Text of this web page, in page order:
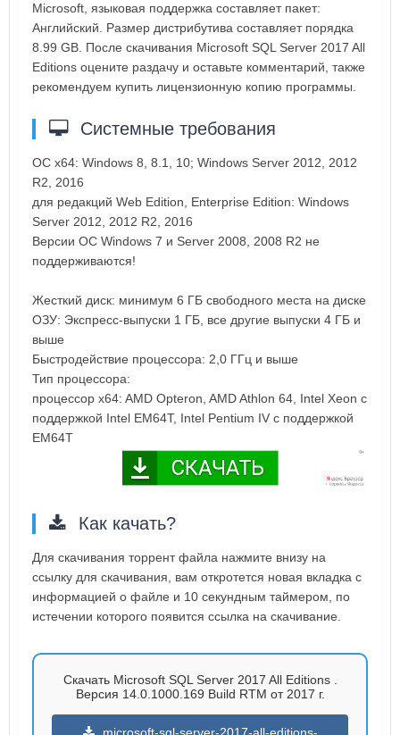
Microsoft, языковая поддержка составляет пакет:
Английский. Размер дистрибутива составляет порядка
8.99 GB. После скачивания Microsoft SQL Server 2017 All
Editions оцените раздачу и оставьте комментарий, также
рекомендуем купить лицензионную копию программы.
Системные требования
ОС x64: Windows 8, 8.1, 10; Windows Server 2012, 2012
R2, 2016
для редакций Web Edition, Enterprise Edition: Windows
Server 2012, 2012 R2, 2016
Версии ОС Windows 7 и Server 2008, 2008 R2 не
поддерживаются!
Жесткий диск: минимум 6 ГБ свободного места на диске
ОЗУ: Экспресс-выпуски 1 ГБ, все другие выпуски 4 ГБ и
выше
Быстродействие процессора: 2,0 ГГц и выше
Тип процессора:
процессор x64: AMD Opteron, AMD Athlon 64, Intel Xeon с
поддержкой Intel EM64T, Intel Pentium IV с поддержкой
EM64T
Как качать?
Для скачивания торрент файла нажмите внизу на
ссылку для скачивания, вам откротется новая вкладка с
информацией о файле и 10 секундным таймером, по
истечении которого появится ссылка на скачивание.
Скачать Microsoft SQL Server 2017 All Editions .
Версия 14.0.1000.169 Build RTM от 2017 г.